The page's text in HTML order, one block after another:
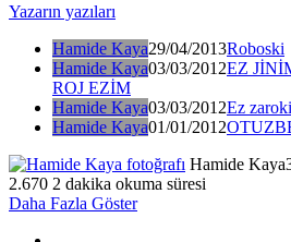
Yazarın yazıları
Hamide Kaya29/04/2013Roboski
Hamide Kaya03/03/2012EZ
ROJ EZİM
Hamide Kaya03/03/2012Ez
Hamide Kaya01/01/2012
Hamide Kaya
2.670 2 dakika okuma süresi
Daha Fazla Göster